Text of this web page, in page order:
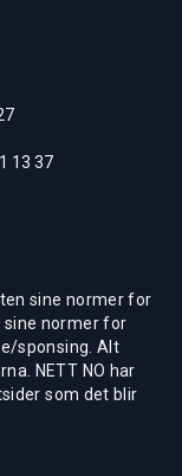
13 37
sine normer for
sine normer for
sponsing. Alt
NETT NO har
som det blir